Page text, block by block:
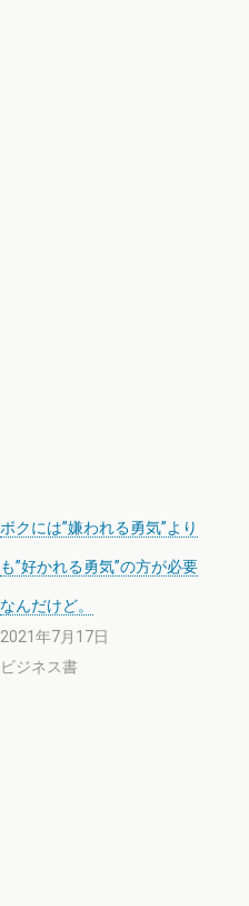
ボクには”嫌われる勇気”より
も”好かれる勇気”の方が必要
なんだけど。
2021年7月17日
ビジネス書